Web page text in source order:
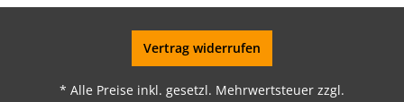
Vertrag widerrufen
* Alle Preise inkl. gesetzl. Mehrwertsteuer zzgl.